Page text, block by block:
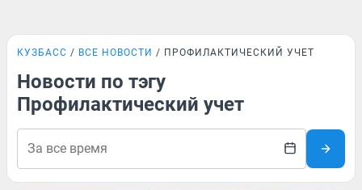
КУЗБАСС ВСЕ НОВОСТИ ПРОФИЛАКТИЧЕСКИЙ УЧЕТ
Новости по тэгу
Профилактический учет